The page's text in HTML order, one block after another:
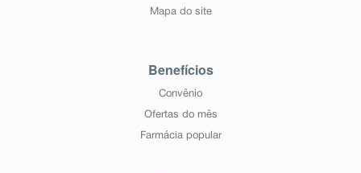
Mapa do site
Benefícios
Convênio
Ofertas do mês
Farmácia popular